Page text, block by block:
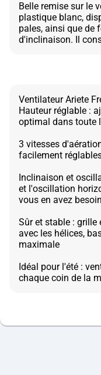
Belle remise sur le
plastique blanc,
pales, ainsi que de
Ventilateur Ariete
Hauteur réglable :
optimal dans toute
3 vitesses
facilement
Inclinaison et
et l'oscillation
vous en avez besoin
Sûr et stable :
avec les hélices,
maximale
Idéal pour l'été :